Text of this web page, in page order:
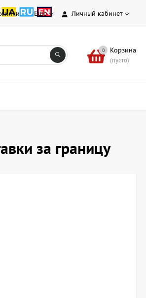
Личный кабинет
Еще
0 Корзина
(пусто)
за границу